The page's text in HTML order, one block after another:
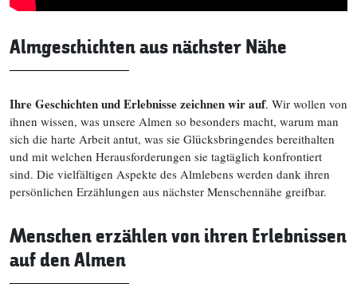
Almgeschichten aus nächster Nähe
Ihre Geschichten und Erlebnisse zeichnen wir auf. Wir wollen von
ihnen wissen, was unsere Almen so besonders macht, warum man
sich die harte Arbeit antut, was sie Glücksbringendes bereithalten
und mit welchen Herausforderungen sie tagtäglich konfrontiert
sind. Die vielfältigen Aspekte des Almlebens werden dank ihren
persönlichen Erzählungen aus nächster Menschennähe greifbar.
Menschen erzählen von ihren Erlebnissen
auf den Almen